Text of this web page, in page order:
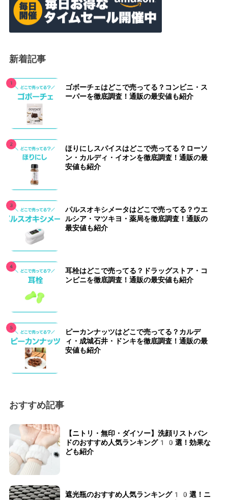
新着記事
ゴボーチェはどこで売ってる？コンビニ・ス
ーパーを徹底調査！通販の最安値も紹介
ほりにしスパイスはどこで売ってる？ローソ
ン・カルディ・イオンを徹底調査！通販の最
安値も紹介
パルスオキシメータはどこで売ってる？ウエ
ルシア・マツキヨ・薬局を徹底調査！通販の
最安値も紹介
耳栓はどこで売ってる？ドラッグストア・コ
ンビニを徹底調査！通販の最安値も紹介
ピーカンナッツはどこで売ってる？カルデ
ィ・成城石井・ドンキを徹底調査！通販の最
安値も紹介
おすすめ記事
【ニトリ・無印・ダイソー】洗顔リストバン
ドのおすすめ人気ランキング10選！効果な
ども紹介
遮光瓶のおすすめ人気ランキング10選！ニ